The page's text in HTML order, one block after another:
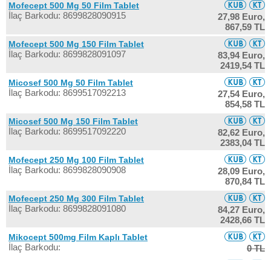
Mofecept 500 Mg 50 Film Tablet
İlaç Barkodu: 8699828090915
27,98 Euro,
867,59 TL
Mofecept 500 Mg 150 Film Tablet
İlaç Barkodu: 8699828091097
83,94 Euro,
2419,54 TL
Micosef 500 Mg 50 Film Tablet
İlaç Barkodu: 8699517092213
27,54 Euro,
854,58 TL
Micosef 500 Mg 150 Film Tablet
İlaç Barkodu: 8699517092220
82,62 Euro,
2383,04 TL
Mofecept 250 Mg 100 Film Tablet
İlaç Barkodu: 8699828090908
28,09 Euro,
870,84 TL
Mofecept 250 Mg 300 Film Tablet
İlaç Barkodu: 8699828091080
84,27 Euro,
2428,66 TL
Mikocept 500mg Film Kaplı Tablet
İlaç Barkodu: 0 TL